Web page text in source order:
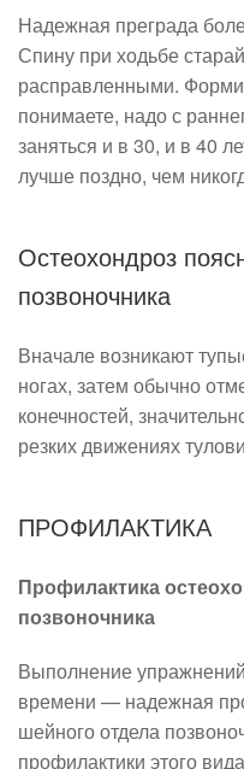
Надежная преграда
Спину при ходьбе
расправленными.
понимаете, надо с
заняться и в 30, и в 40
лучше поздно, чем
Остеохондроз
позвоночника
Вначале возникают
ногах, затем обычно
конечностей,
резких движениях
ПРОФИЛАКТИКА
Профилактика
позвоночника
Выполнение
времени — надежная
шейного отдела
профилактики этого